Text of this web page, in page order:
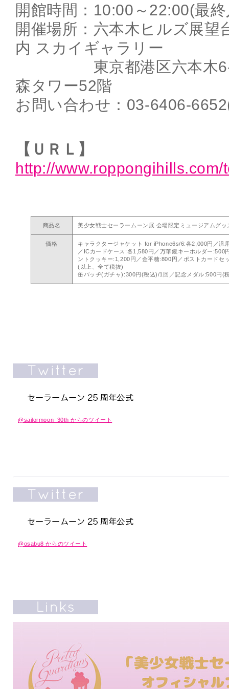
開館時間：10:00～22:00(最
開催場所：六本木ヒルズ展望
内 スカイギャラリー
東京都港区六本木6-
森タワー52階
お問い合わせ：03-6406-
【ＵＲＬ】
http://
商品名 美少女戦士セーラームーン展 会場限定ミュージアムグッ
価格
キャラクタージャケット for iPhone6s/6:各2,000円／汎
／ICカードケース:各1,580円／万華鏡キーホルダー
ントクッキー:1,200円／金平糖:800円／ポストカードセ
(以上、全て税抜)
缶バッヂ(ガチャ):300円(税込)/1回／記念メダル:500円(
@sailormoon_30th からのツイート
@osabu8 からのツイート